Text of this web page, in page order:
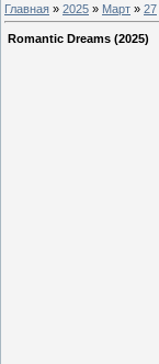
Главная » 2025 » Март » 27
Romantic Dreams (2025)